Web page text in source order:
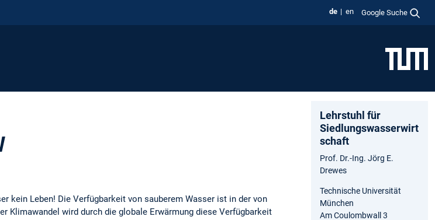
de en Google Suche
kein Leben! Die Verfügbarkeit von sauberem Wasser ist in der von
Klimawandel wird durch die globale Erwärmung diese Verfügbarkeit
Lehrstuhl für
Siedlungswasserwirt
schaft
Prof. Dr.-Ing. Jörg E.
Drewes
Technische Universität
München
Am Coulombwall 3